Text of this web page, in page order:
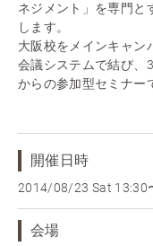
ネジメント」を専門と
します。
大阪校をメインキャン
会議システムで結び、
からの参加型セミナー
開催日時
2014/08/23 Sat 13:30
会場